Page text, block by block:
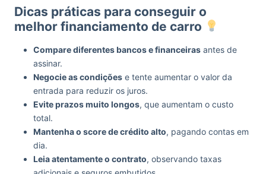
Dicas práticas para conseguir o
melhor financiamento de carro
Compare diferentes bancos e financeiras antes de
assinar.
Negocie as condições e tente aumentar o valor da
entrada para reduzir os juros.
Evite prazos muito longos, que aumentam o custo
total.
Mantenha o score de crédito alto, pagando contas em
dia.
Leia atentamente o contrato, observando taxas